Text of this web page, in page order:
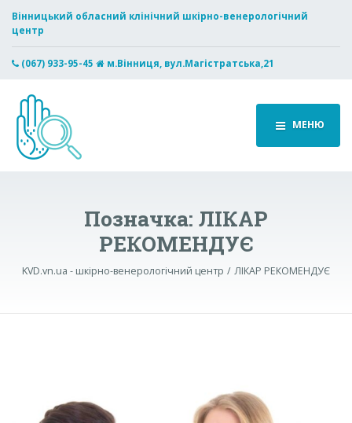
Вінницький обласний клінічний шкірно-венерологічний
центр
(067) 933-95-45 м.Вінниця, вул.Магістратська,21
МЕНЮ
Позначка: ЛІКАР
РЕКОМЕНДУЄ
KVD.vn.ua - шкірно-венерологічний центр ЛІКАР РЕКОМЕНДУЄ